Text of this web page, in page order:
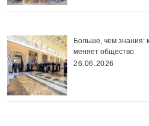
Больше, чем знания:
меняет общество
26.06.2026